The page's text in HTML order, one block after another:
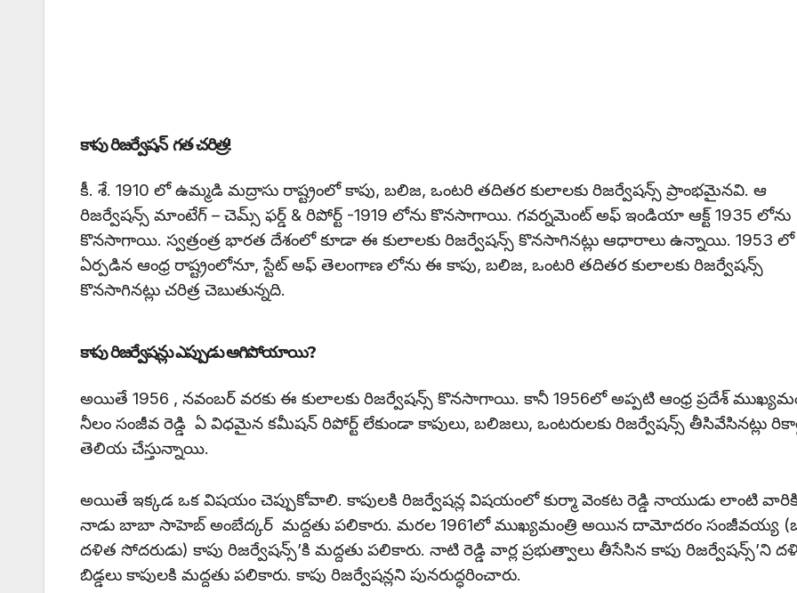
కాపు రిజర్వేషన్ గత చరిత్ర!
కీ. శే. 1910 లో ఉమ్మడి మద్రాసు రాష్ట్రంలో కాపు, బలిజ, ఒంటరి తదితర కులాలకు రిజర్వేషన్స్ ప్రాంభమైనవి. ఆ
రిజర్వేషన్స్ మాంటేగ్ – చెమ్స్ ఫర్డ్ & రిపోర్ట్ -1919 లోను కొనసాగాయి. గవర్నమెంట్ అఫ్ ఇండియా ఆక్ట్ 1935 లోను
కొనసాగాయి. స్వత్రంత్ర భారత దేశంలో కూడా ఈ కులాలకు రిజర్వేషన్స్ కొనసాగినట్లు ఆధారాలు ఉన్నాయి. 1953 లో
ఏర్పడిన ఆంధ్ర రాష్ట్రంలోనూ, స్టేట్ అఫ్ తెలంగాణ లోను ఈ కాపు, బలిజ, ఒంటరి తదితర కులాలకు రిజర్వేషన్స్
కొనసాగినట్లు చరిత్ర చెబుతున్నది.
కాపు రిజర్వేషన్లు ఎప్పుడు ఆగిపోయాయి?
అయితే 1956 , నవంబర్ వరకు ఈ కులాలకు రిజర్వేషన్స్ కొనసాగాయి. కానీ 1956లో అప్పటి ఆంధ్ర ప్రదేశ్
నీలం సంజీవ రెడ్డి ఏ విధమైన కమీషన్ రిపోర్ట్ లేకుండా కాపులు, బలిజలు, ఒంటరులకు రిజర్వేషన్స్ తీసివేసినట్లు
తెలియ చేస్తున్నాయి.
అయితే ఇక్కడ ఒక విషయం చెప్పుకోవాలి. కాపులకి రిజర్వేషన్ల విషయంలో కుర్మా వెంకట రెడ్డి నాయుడు లాంటి
నాడు బాబా సాహెబ్ అంబేద్కర్ మద్దతు పలికారు. మరల 1961లో ముఖ్యమంత్రి అయిన దామోదరం సంజీవయ్య
దళిత సోదరుడు) కాపు రిజర్వేషన్స్’కి మద్దతు పలికారు. నాటి రెడ్డి వార్ల ప్రభుత్వాలు తీసేసిన కాపు రిజర్వేషన్స్’ని
బిడ్డలు కాపులకి మద్దతు పలికారు. కాపు రిజర్వేషన్లని పునరుద్ధరించారు.